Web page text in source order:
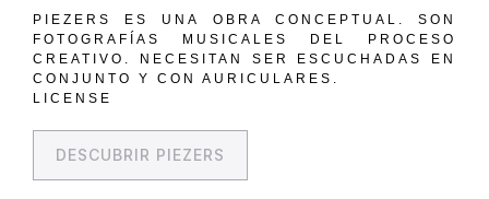
PIEZERS ES UNA OBRA CONCEPTUAL. SON
FOTOGRAFÍAS MUSICALES DEL PROCESO
CREATIVO. NECESITAN SER ESCUCHADAS EN
CONJUNTO Y CON AURICULARES.
LICENSE
DESCUBRIR PIEZERS